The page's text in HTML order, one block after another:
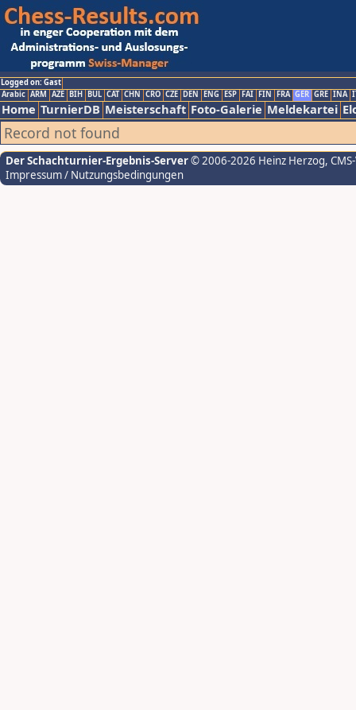
Logged on: Gast
Arabic ARM AZE BIH BUL CAT CHN CRO CZE DEN ENG ESP FAI FIN FRA GER GRE INA
Home TurnierDB Meisterschaft Foto-Galerie Meldekartei
Record not found
Der Schachturnier-Ergebnis-Server© 2006-2026 Heinz Herzog,
Impressum / Nutzungsbedingungen